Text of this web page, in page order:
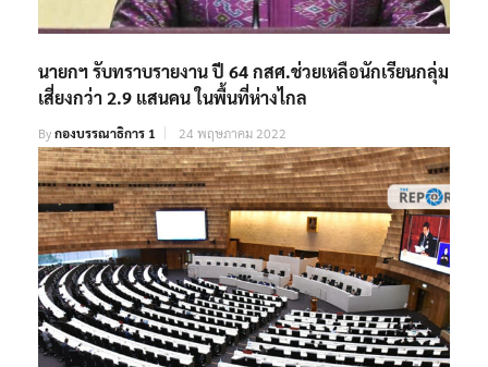
นายกฯ รับทราบรายงาน ปี 64 กสศ.ช่วยเหลือนักเรียนกลุ่ม
เสี่ยงกว่า 2.9 แสนคน ในพื้นที่ห่างไกล
Byกองบรรณาธิการ 1 24 พฤษภาคม 2022